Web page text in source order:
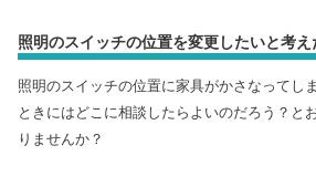
照明のスイッチの位置を変更したいと考
照明のスイッチの位置に家具がかさなってし
ときにはどこに相談したらよいのだろう？と
りませんか？